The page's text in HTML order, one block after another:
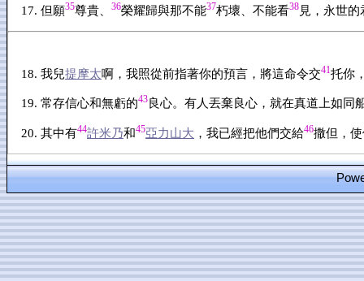
但願35尊貴、 36榮耀歸與那不能37朽壞、不能看38 見，永世的
我兒提摩太啊，我照從前指著你的預言，將這命令交41托你
常存信心和無虧的43良心。有人丟棄良心，就在真道上如同
其中有44許米乃和45亞力山大 ，我已經把他們交給46撒但，